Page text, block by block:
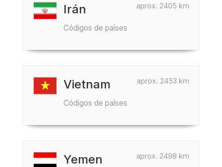
aprox. 2405 km
Irán
Códigos de países
aprox. 2453 km
Vietnam
Códigos de países
aprox. 2498 km
Yemen